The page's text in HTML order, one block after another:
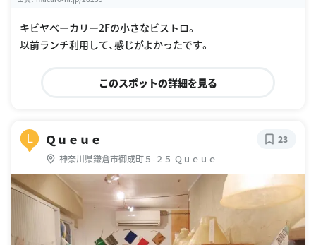
キビヤベーカリー2Fの小さなビストロ。
以前ランチ利用して、感じがよかったです。
このスポットの詳細を見る
L Ｑｕｅｕｅ
神奈川県鎌倉市御成町５-２５ Ｑｕｅｕｅ
23